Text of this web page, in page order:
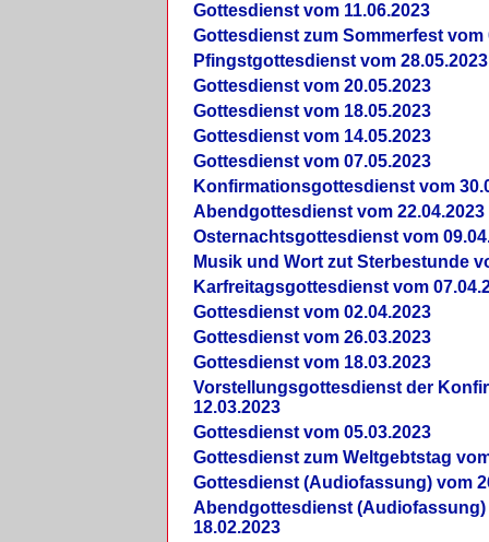
Gottesdienst vom 11.06.2023
Gottesdienst zum Sommerfest vom
Pfingstgottesdienst vom 28.05.2023
Gottesdienst vom 20.05.2023
Gottesdienst vom 18.05.2023
Gottesdienst vom 14.05.2023
Gottesdienst vom 07.05.2023
Konfirmationsgottesdienst vom
Abendgottesdienst vom 22.04.2023
Osternachtsgottesdienst vom
Musik und Wort zut Sterbestunde
Karfreitagsgottesdienst vom
Gottesdienst vom 02.04.2023
Gottesdienst vom 26.03.2023
Gottesdienst vom 18.03.2023
Vorstellungsgottesdienst der
12.03.2023
Gottesdienst vom 05.03.2023
Gottesdienst zum Weltgebtstag
Gottesdienst (Audiofassung) vom
Abendgottesdienst (Audiofassung)
18.02.2023